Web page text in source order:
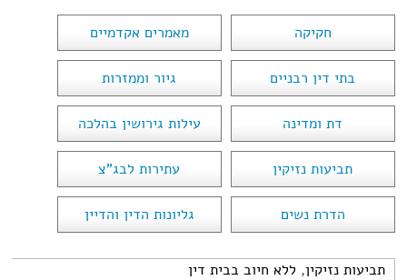
חקיקה מאמרים אקדמיים
בתי דין רבניים גיור וממזרות
דת ומדינה עילות גירושין בהלכה
תביעות נזיקין עתירות לבג"צ
הדרת נשים גליונות הדין והדיין
תביעות נזיקין, ללא חיוב בבית דין